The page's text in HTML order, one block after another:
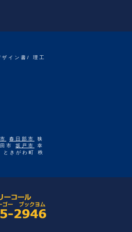
イン書/ 理工
春日部市
狭
市 坂戸市
幸
きがわ町 秩